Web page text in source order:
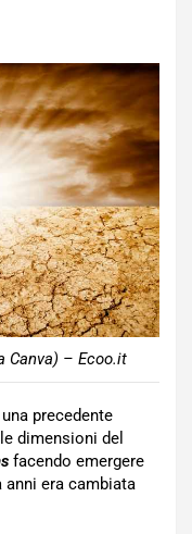
Canva) – Ecoo.it
precedente
dimensioni del
facendo emergere
era cambiata